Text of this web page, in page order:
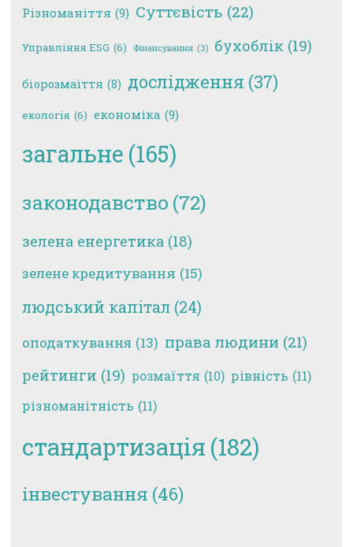
Різноманіття (9) Суттєвість (22)
Управління ESG (6) Фінансування (3) бухоблік (19)
біорозмаїття (8) дослідження (37)
екологія (6) економіка (9)
загальне (165)
законодавство (72)
зелена енергетика (18)
зелене кредитування (15)
людський капітал (24)
оподаткування (13) права людини (21)
рейтинги (19) розмаїття (10) рівність (11)
різноманітність (11)
стандартизація (182)
інвестування (46)